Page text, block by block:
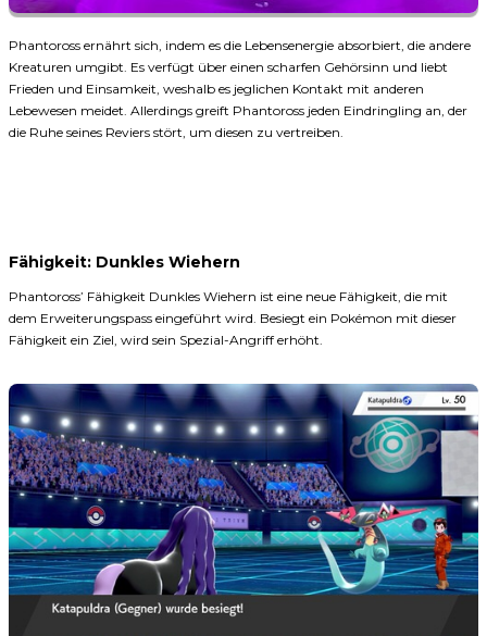
Phantoross ernährt sich, indem es die Lebensenergie absorbiert, die andere
Kreaturen umgibt. Es verfügt über einen scharfen Gehörsinn und liebt
Frieden und Einsamkeit, weshalb es jeglichen Kontakt mit anderen
Lebewesen meidet. Allerdings greift Phantoross jeden Eindringling an, der
die Ruhe seines Reviers stört, um diesen zu vertreiben.
Fähigkeit: Dunkles Wiehern
Phantoross’ Fähigkeit Dunkles Wiehern ist eine neue Fähigkeit, die mit
dem Erweiterungspass eingeführt wird. Besiegt ein Pokémon mit dieser
Fähigkeit ein Ziel, wird sein Spezial-Angriff erhöht.